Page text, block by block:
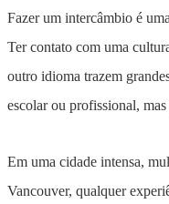
Fazer um intercâmbio é
Ter contato com uma
outro idioma trazem
escolar ou profissional,
Em uma cidade intensa,
Vancouver, qualquer